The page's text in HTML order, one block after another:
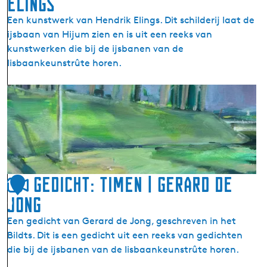
Een kunstwerk van Hendrik Elings. Dit schilderij laat de
ijsbaan van Hijum zien en is uit een reeks van
kunstwerken die bij de ijsbanen van de
Iisbaankeunstrûte horen.
K
u
n
s
t
w
e
r
k
H
i
j
1
0
Gedicht: Timen | Gerard de
Jong
Een gedicht van Gerard de Jong, geschreven in het
Bildts. Dit is een gedicht uit een reeks van gedichten
die bij de ijsbanen van de Iisbaankeunstrûte horen.